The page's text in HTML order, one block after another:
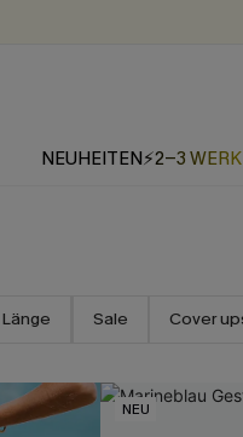
NEUHEITEN⚡2-3
Länge Sale Cover
NEU